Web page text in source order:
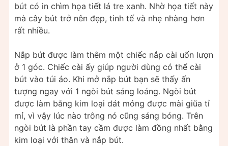
bút có in chìm họa tiết lá tre xanh. Nhờ họa tiết này
mà cây bút trở nên đẹp, tinh tế và nhẹ nhàng hơn
rất nhiều.
Nắp bút được làm thêm một chiếc nắp cài uốn lượn
ở 1 góc. Chiếc cài ấy giúp người dùng có thể cài
bút vào túi áo. Khi mở nắp bút bạn sẽ thấy ấn
tượng ngay với 1 ngòi bút sáng loáng. Ngòi bút
được làm bằng kim loại dát mỏng được mài giũa tỉ
mỉ, vì vậy lúc nào trông nó cũng sáng bóng. Trên
ngòi bút là phần tay cầm được làm đồng nhất bằng
kim loại với thân và nắp bút.